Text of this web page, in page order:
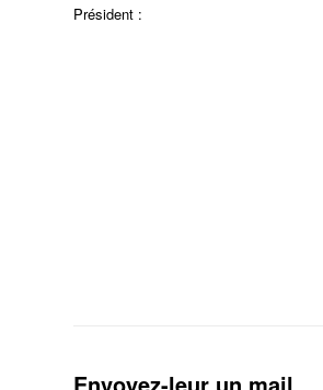
Président :